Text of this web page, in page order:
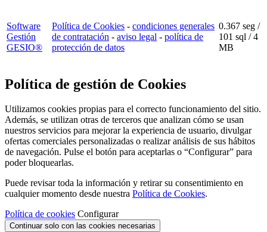
Software
Gestión
GESIO®
Política de Cookies - condiciones generales
de contratación - aviso legal - política de
protección de datos
0.367 seg /
101 sql / 4
MB
Política de gestión de Cookies
Utilizamos cookies propias para el correcto funcionamiento del sitio.
Además, se utilizan otras de terceros que analizan cómo se usan
nuestros servicios para mejorar la experiencia de usuario, divulgar
ofertas comerciales personalizadas o realizar análisis de sus hábitos
de navegación. Pulse el botón para aceptarlas o “Configurar” para
poder bloquearlas.
Puede revisar toda la información y retirar su consentimiento en
cualquier momento desde nuestra Política de Cookies.
Política de cookies Configurar
Continuar solo con las cookies necesarias